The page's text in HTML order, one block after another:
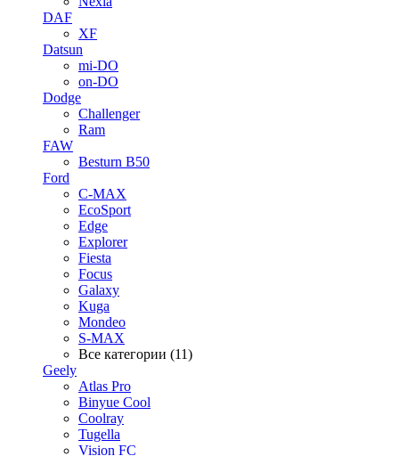
DAF
XF
Datsun
mi-DO
on-DO
Dodge
Challenger
Ram
FAW
Besturn B50
Ford
C-MAX
EcoSport
Edge
Explorer
Fiesta
Focus
Galaxy
Kuga
Mondeo
S-MAX
Все категории (11)
Geely
Atlas Pro
Binyue Cool
Coolray
Tugella
Vision FC